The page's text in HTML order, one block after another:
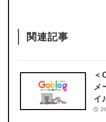
関連記事
＜
メ
イ